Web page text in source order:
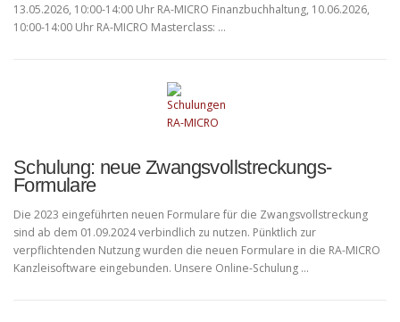
13.05.2026, 10:00-14:00 Uhr RA-MICRO Finanzbuchhaltung, 10.06.2026,
10:00-14:00 Uhr RA-MICRO Masterclass: …
Schulung: neue Zwangsvollstreckungs-
Formulare
Die 2023 eingeführten neuen Formulare für die Zwangsvollstreckung
sind ab dem 01.09.2024 verbindlich zu nutzen. Pünktlich zur
verpflichtenden Nutzung wurden die neuen Formulare in die RA-MICRO
Kanzleisoftware eingebunden. Unsere Online-Schulung …